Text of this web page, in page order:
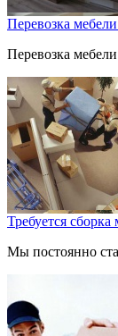
Перевозка
Перевозка
Требуется сборка
Мы постоянно